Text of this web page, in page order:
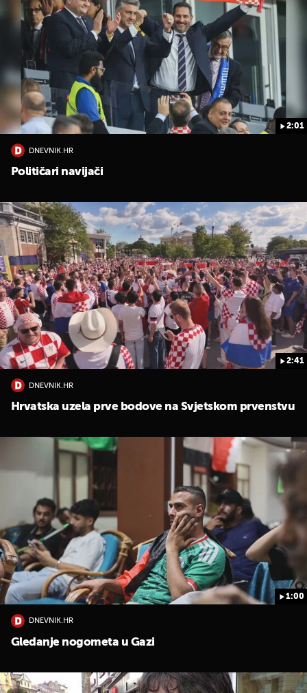
2:01
DNEVNIK.HR
Političari navijači
2:41
DNEVNIK.HR
Hrvatska uzela prve bodove na Svjetskom prvenstvu
1:00
DNEVNIK.HR
Gledanje nogometa u Gazi